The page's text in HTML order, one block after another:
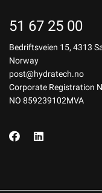
51 67 25 00
Bedriftsveien 15, 4313
Norway
post@hydratech.no
Corporate Registration
NO 859239102MVA